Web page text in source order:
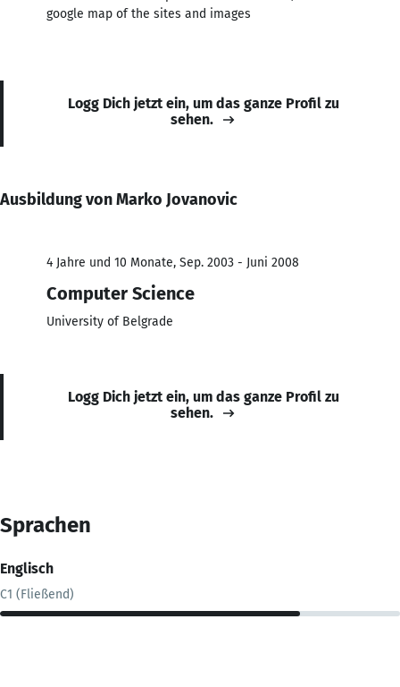
google map of the sites and images
Logg Dich jetzt ein, um das ganze Profil zu
sehen.
Ausbildung von Marko Jovanovic
4 Jahre und 10 Monate, Sep. 2003 - Juni 2008
Computer Science
University of Belgrade
Logg Dich jetzt ein, um das ganze Profil zu
sehen.
Sprachen
Englisch
C1 (Fließend)